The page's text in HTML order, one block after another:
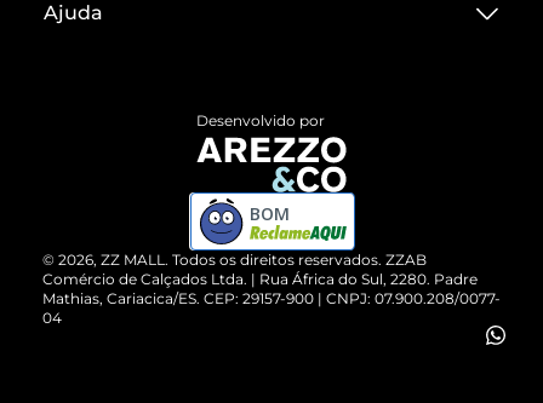
Termos de Uso
ZZ MALL é confiável
Cartão Presente
Vendas Corporativas
Ajuda
Devolução do Produto
Compre pelo WhatsApp
© 2026, ZZ MALL. Todos os direitos reservados. ZZAB
Comércio de Calçados Ltda. | Rua África do Sul, 2280. Padre
Mathias, Cariacica/ES. CEP: 29157-900 | CNPJ: 07.900.208/0077-
04
Desenvolvido por
BOM